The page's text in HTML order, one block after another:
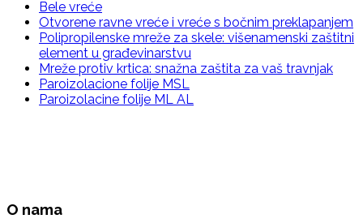
Bele vreće
Otvorene ravne vreće i vreće s bočnim preklapanjem
Polipropilenske mreže za skele: višenamenski zaštitni
element u građevinarstvu
Mreže protiv krtica: snažna zaštita za vaš travnjak
Paroizolacione folije MSL
Paroizolacine folije ML AL
O nama